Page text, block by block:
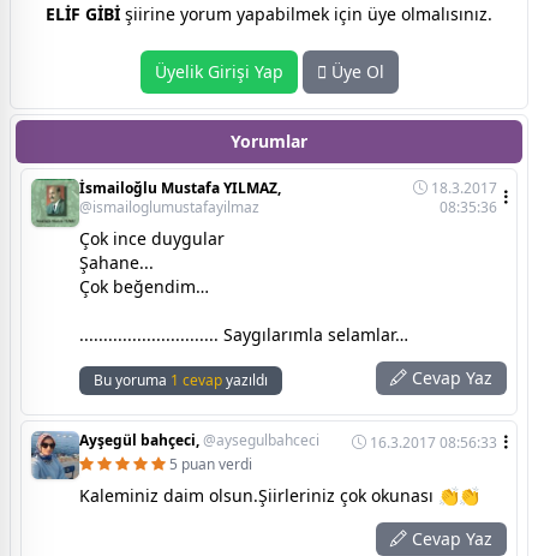
ELİF GİBİ şiirine yorum yapabilmek için üye olmalısınız.
Üyelik Girişi Yap Üye Ol
Yorumlar
İsmailoğlu Mustafa YILMAZ,
@ismailoglumustafayilmaz
18.3.2017
08:35:36
Çok ince duygular
Şahane...
Çok beğendim…
............................. Saygılarımla selamlar…
Bu yoruma 1 cevapyazıldı Cevap Yaz
Ayşegül bahçeci,@aysegulbahceci
16.3.2017 08:56:33
5 puan verdi
Kaleminiz daim olsun.Şiirleriniz çok okunası 👏👏
Cevap Yaz